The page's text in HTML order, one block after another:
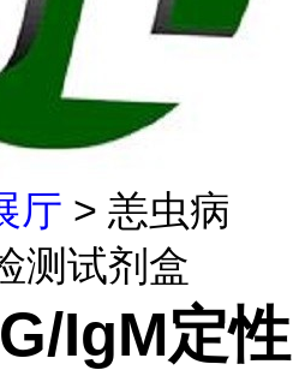
厅 > 恙虫病
测试剂盒
IgM定性